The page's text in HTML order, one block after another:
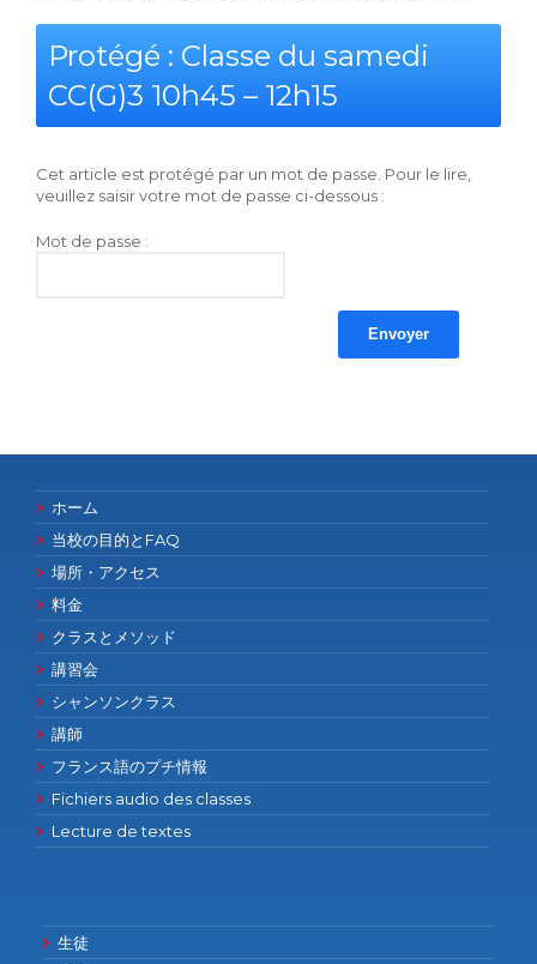
Protégé : Classe du samedi
CC(G)3 10h45 – 12h15
Cet article est protégé par un mot de passe. Pour le lire,
veuillez saisir votre mot de passe ci-dessous :
Mot de passe :
ホーム
当校の目的とFAQ
場所・アクセス
料金
クラスとメソッド
講習会
シャンソンクラス
講師
フランス語のプチ情報
Fichiers audio des classes
Lecture de textes
生徒